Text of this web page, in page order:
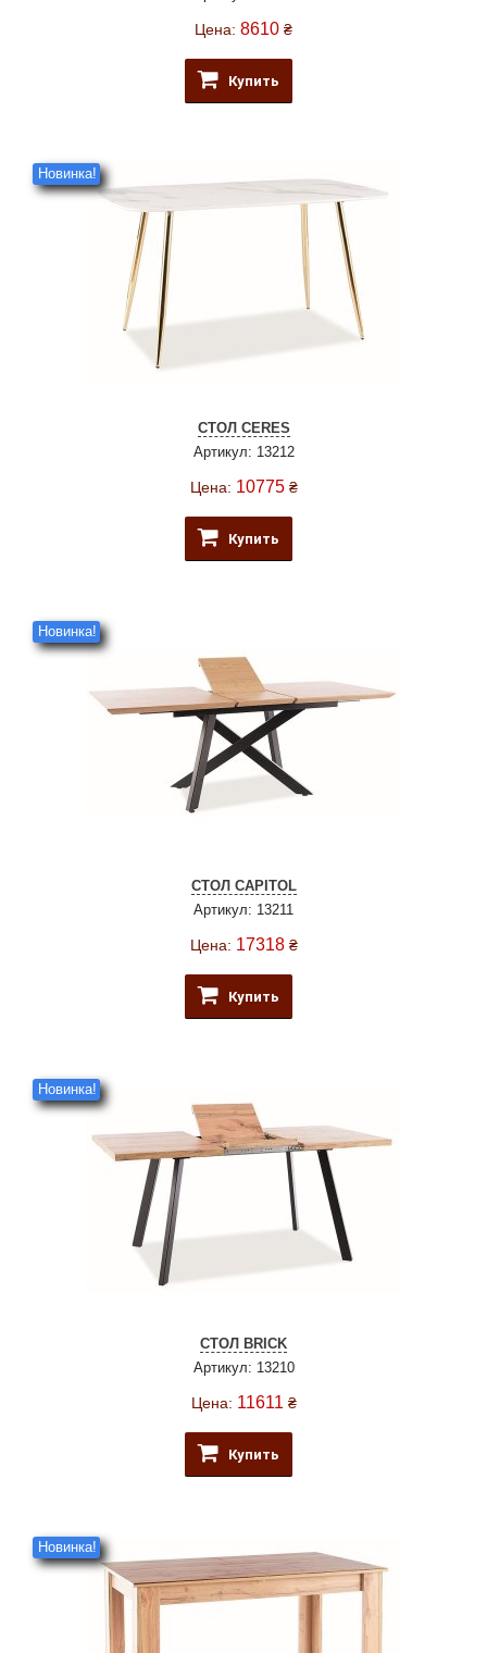
Цена: 8610 ₴
Купить
Новинка!
СТОЛ CERES
Артикул: 13212
Цена: 10775 ₴
Купить
Новинка!
СТОЛ CAPITOL
Артикул: 13211
Цена: 17318 ₴
Купить
Новинка!
СТОЛ BRICK
Артикул: 13210
Цена: 11611 ₴
Купить
Новинка!